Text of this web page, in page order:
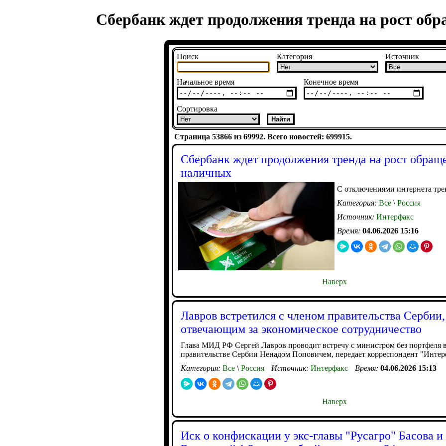
Сбербанк ждет продолжения тренда на рост
Поиск Категория Источник
Начальное время Конечное время
Сортировка
Страница 53866 из 69992. Всего новостей: 699915.
Сбербанк ждет продолжения тренда на рост
наличных
С отключениями интернета
Категория: Все \ Россия
Источник: Интерфакс
Время: 04.06.2026 15:16
Наверх
Лавров встретился с членом правительства Сербии,
отвечающим за экономическое сотрудничество
Глава МИД РФ Сергей Лавров проводит встречу с министром без портфеля в
правительстве Сербии Ненадом Поповичем, передает корреспондент
Категория: Все \ Россия Источник: Интерфакс Время: 04.06.2026 15:13
Наверх
Иск о конфискации у экс-главы "Русагро" Басова и